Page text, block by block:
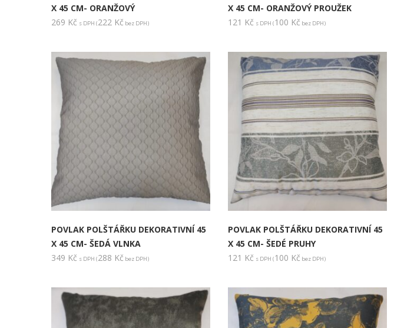
X 45 CM- ORANŽOVÝ
269 Kč s DPH (222 Kč bez DPH)
X 45 CM- ORANŽOVÝ PROUŽEK
121 Kč s DPH (100 Kč bez DPH)
POVLAK POLŠTÁŘKU DEKORATIVNÍ 45
X 45 CM- ŠEDÁ VLNKA
349 Kč s DPH (288 Kč bez DPH)
POVLAK POLŠTÁŘKU DEKORATIVNÍ 45
X 45 CM- ŠEDÉ PRUHY
121 Kč s DPH (100 Kč bez DPH)